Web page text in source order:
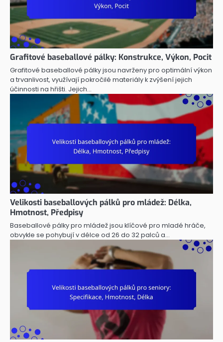
Grafitové baseballové pálky: Konstrukce, Výkon, Pocit
Grafitové baseballové pálky jsou navrženy pro optimální výkon
a trvanlivost, využívají pokročilé materiály k zvýšení jejich
účinnosti na hřišti. Jejich…
Velikosti baseballových pálků pro mládež: Délka,
Hmotnost, Předpisy
Baseballové pálky pro mládež jsou klíčové pro mladé hráče,
obvykle se pohybují v délce od 26 do 32 palců a…